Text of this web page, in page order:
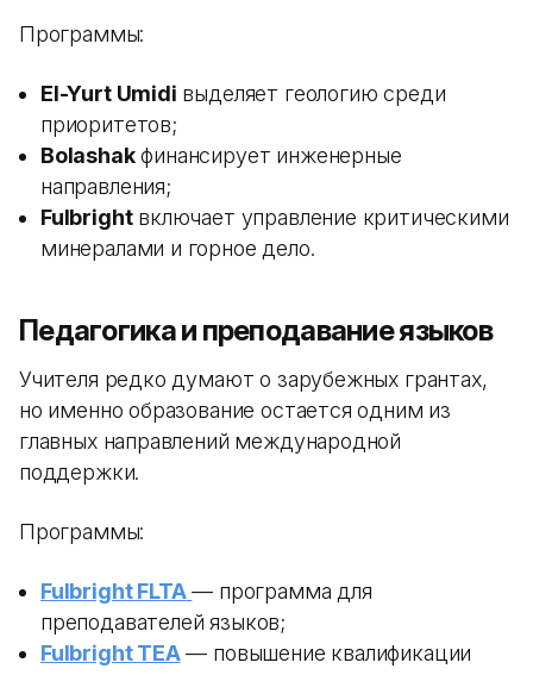
Программы:
El-Yurt Umidi выделяет геологию среди
приоритетов;
Bolashakфинансирует инженерные
направления;
Fulbrightвключает управление критическими
минералами и горное дело.
Педагогика и преподавание языков
Учителя редко думают о зарубежных грантах,
но именно образование остается одним из
главных направлений международной
поддержки.
Программы:
Fulbright FLTA — программа для
преподавателей языков;
Fulbright TEA— повышение квалификации